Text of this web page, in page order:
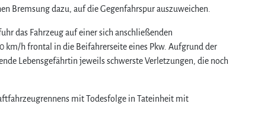
Bremsung dazu, auf die Gegenfahrspur auszuweichen.
das Fahrzeug auf einer sich anschließenden
h frontal in die Beifahrerseite eines Pkw. Aufgrund der
Lebensgefährtin jeweils schwerste Verletzungen, die noch
mit Todesfolge in Tateinheit mit